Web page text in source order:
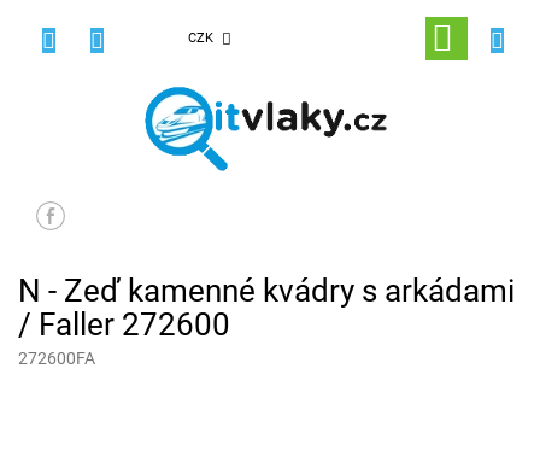
CZK
NÁKUPNÍ
KOŠÍK
N - Zeď kamenné kvádry s arkádami
/ Faller 272600
272600FA